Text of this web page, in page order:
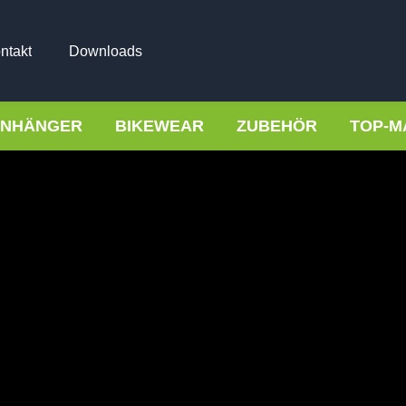
Downloads
BIKEWEAR ZUBEHÖR TOP-